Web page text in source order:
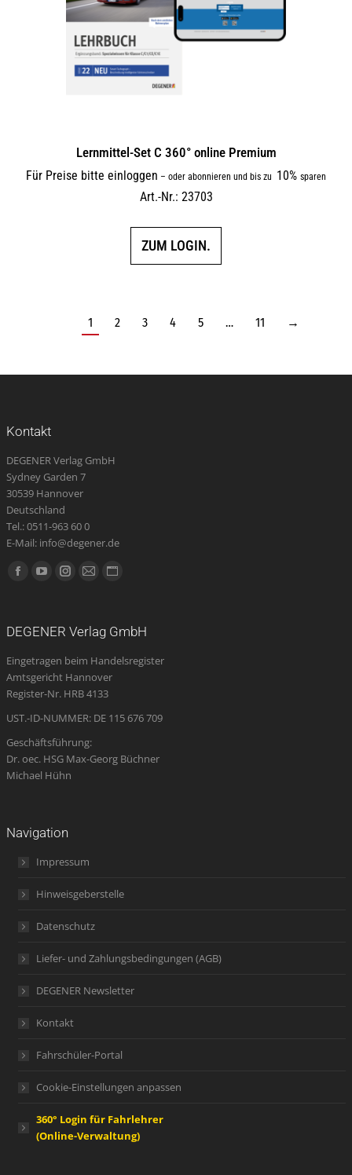
Lernmittel-Set C 360° online Premium
Für Preise bitte einloggen – oder abonnieren und bis zu 10% sparen
Art.-Nr.: 23703
ZUM LOGIN.
1 2 3 4 5 … 11 →
Kontakt
DEGENER Verlag GmbH
Sydney Garden 7
30539 Hannover
Deutschland
Tel.: 0511-963 60 0
E-Mail: info@degener.de
Finden Sie uns auf:
Facebook
new
window
YouTube
new
window
Instagram
new
window
E-
opens
in
new
Website
new
DEGENER Verlag GmbH
Eingetragen beim Handelsregister
Amtsgericht Hannover
Register-Nr. HRB 4133
UST.-ID-NUMMER: DE 115 676 709
Geschäftsführung:
Dr. oec. HSG Max-Georg Büchner
Michael Hühn
Navigation
Impressum
Hinweisgeberstelle
Datenschutz
Liefer- und Zahlungsbedingungen (AGB)
DEGENER Newsletter
Kontakt
Fahrschüler-Portal
Cookie-Einstellungen anpassen
360° Login für Fahrlehrer
(Online-Verwaltung)